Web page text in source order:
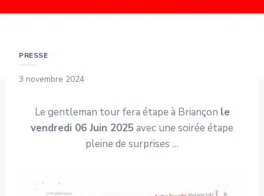
PRESSE
3 novembre 2024
Le gentleman tour fera étape à Briançon le
vendredi 06 Juin 2025 avec une soirée étape
pleine de surprises …